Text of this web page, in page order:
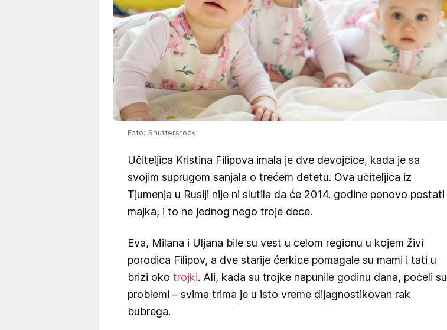
Foto: Shutterstock
Učiteljica Kristina Filipova imala je dve devojčice, kada je sa
svojim suprugom sanjala o trećem detetu. Ova učiteljica iz
Tjumenja u Rusiji nije ni slutila da će 2014. godine ponovo postati
majka, i to ne jednog nego troje dece.
Eva, Milana i Uljana bile su vest u celom regionu u kojem živi
porodica Filipov, a dve starije ćerkice pomagale su mami i tati u
brizi oko trojki. Ali, kada su trojke napunile godinu dana, počeli su
problemi – svima trima je u isto vreme dijagnostikovan rak
bubrega.